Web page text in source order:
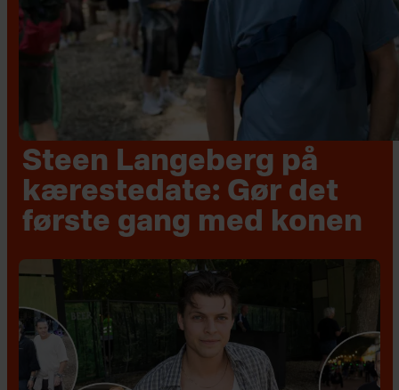
Steen Langeberg på
kærestedate: Gør det
første gang med konen